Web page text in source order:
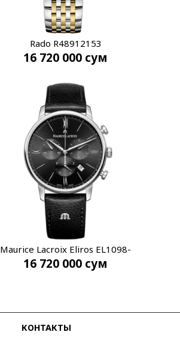
Rado R48912153
16 720 000 сум
Maurice Lacroix Eliros EL1098-
SS001-310-1
16 720 000 сум
КОНТАКТЫ